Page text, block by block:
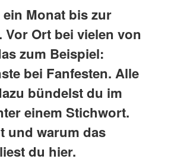
Monat bis zur
Vor Ort bei vielen von
zum Beispiel:
bei Fanfesten. Alle
bündelst du im
einem Stichwort.
und warum das
du hier.